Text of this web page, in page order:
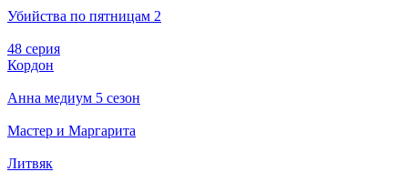
Убийства по пятницам 2
48 серия
Кордон
Анна медиум 5 сезон
Мастер и Маргарита
Литвяк